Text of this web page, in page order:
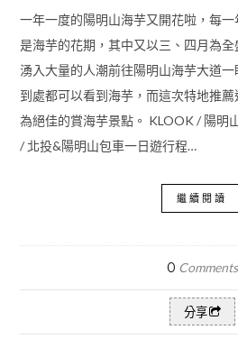
一年一度的陽明山海芋又開花啦，每
是海芋的花期，其中又以三、四月為
湧入大量的人潮前往陽明山海芋大道
到處都可以看到海芋，而這次特地推薦
為絕佳的賞海芋景點。 KLOOK / 陽明
/ 北投&陽明山包車一日遊行程…
繼續閱讀
0 Comments
分享